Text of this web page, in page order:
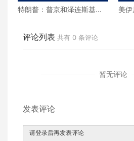
特朗普：普京和泽连斯基都
美
评论列表 共有 0 条评论
暂无评论
发表评论